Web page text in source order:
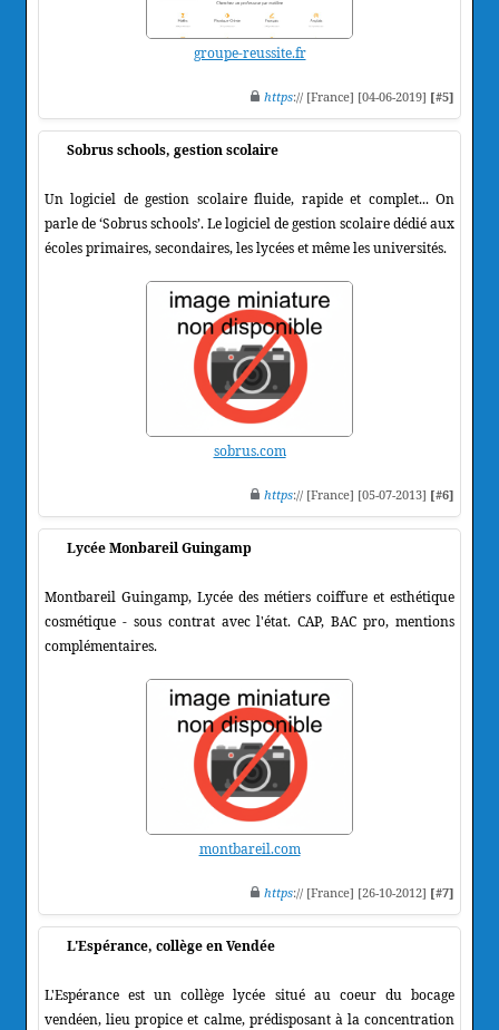
groupe-reussite.fr
https:// [France] [04-06-2019] [#5]
Sobrus schools, gestion scolaire
Un logiciel de gestion scolaire fluide, rapide et complet... On
parle de ‘Sobrus schools’. Le logiciel de gestion scolaire dédié aux
écoles primaires, secondaires, les lycées et même les universités.
sobrus.com
https:// [France] [05-07-2013] [#6]
Lycée Monbareil Guingamp
Montbareil Guingamp, Lycée des métiers coiffure et esthétique
cosmétique - sous contrat avec l'état. CAP, BAC pro, mentions
complémentaires.
montbareil.com
https:// [France] [26-10-2012] [#7]
L'Espérance, collège en Vendée
L'Espérance est un collège lycée situé au coeur du bocage
vendéen, lieu propice et calme, prédisposant à la concentration